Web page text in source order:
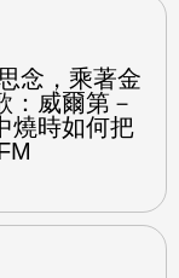
念，乘著金
：威爾第－
燒時如何把